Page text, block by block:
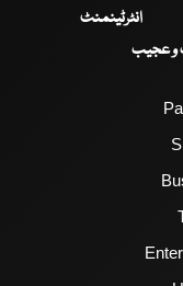
انٹرٹینمنٹ
و عجیب